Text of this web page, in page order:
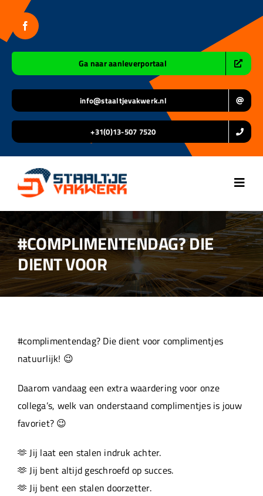
inhoud
Ga naar aanleverportaal
info@staaltjevakwerk.nl
+31(0)13-507 7520
Home
Over ons
Projecten
#COMPLIMENTENDAG? DIE
DIENT VOOR
#complimentendag? Die dient voor complimentjes
natuurlijk! 😉
Daarom vandaag een extra waardering voor onze
collega’s, welk van onderstaand complimentjes is jouw
favoriet? 😉
🫶 Jij laat een stalen indruk achter.
🫶 Jij bent altijd geschroefd op succes.
🫶 Jij bent een stalen doorzetter.